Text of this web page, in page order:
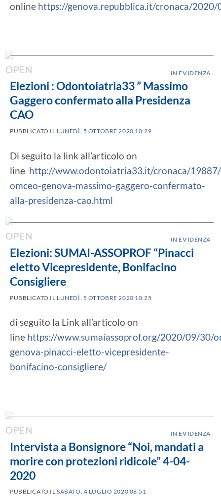
online https://genova.repubblica.it/cronaca/2020/
IN EVIDENZA
Elezioni : Odontoiatria33 ” Massimo
Gaggero confermato alla Presidenza
CAO
PUBBLICATO IL LUNEDÌ, 5 OTTOBRE 2020 10:29
Di seguito la link all’articolo on
line http://www.odontoiatria33.it/cronaca/
omceo-genova-massimo-gaggero-confermato-
alla-presidenza-cao.html
IN EVIDENZA
Elezioni: SUMAI-ASSOPROF “Pinacci
eletto Vicepresidente, Bonifacino
Consigliere
PUBBLICATO IL LUNEDÌ, 5 OTTOBRE 2020 10:25
di seguito la Link all’articolo on
line https://www.sumaiassoprof.org/2020/09/30/
genova-pinacci-eletto-vicepresidente-
bonifacino-consigliere/
IN EVIDENZA
Intervista a Bonsignore “Noi, mandati a
morire con protezioni ridicole” 4-04-
2020
PUBBLICATO ILSABATO, 4 LUGLIO 2020 08:51